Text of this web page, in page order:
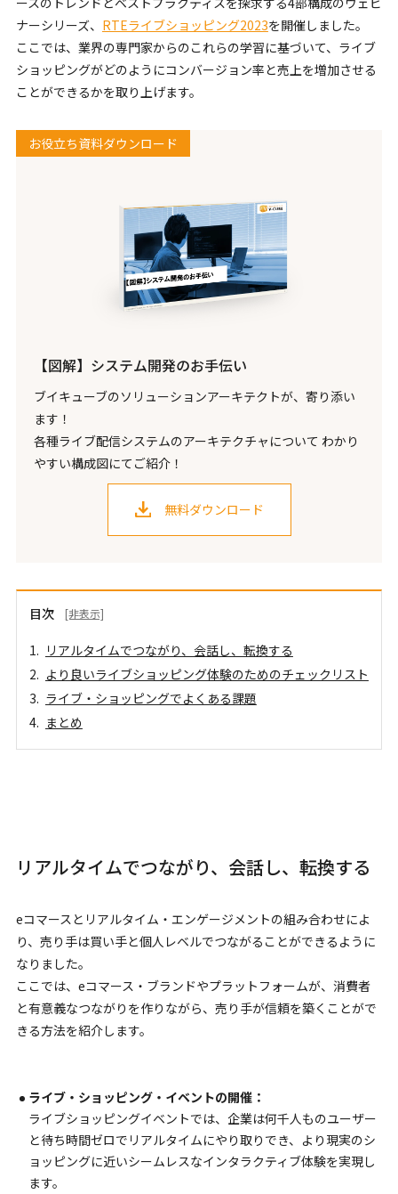
ナーシリーズ、 RTEライブショッピング2023を開催しました。
ここでは、業界の専門家からのこれらの学習に基づいて、ライブ
ショッピングがどのようにコンバージョン率と売上を増加させる
ことができるかを取り上げます。
お役立ち資料ダウンロード
【図解】システム開発のお手伝い
ブイキューブのソリューションアーキテクトが、寄り添い
ます！
各種ライブ配信システムのアーキテクチャについて わかり
やすい構成図にてご紹介！
無料ダウンロード
目次 [非表示]
リアルタイムでつながり、会話し、転換する
より良いライブショッピング体験のためのチェックリスト
ライブ・ショッピングでよくある課題
まとめ
リアルタイムでつながり、会話し、転換する
eコマースとリアルタイム・エンゲージメントの組み合わせによ
り、売り手は買い手と個人レベルでつながることができるように
なりました。
ここでは、eコマース・ブランドやプラットフォームが、消費者
と有意義なつながりを作りながら、売り手が信頼を築くことがで
きる方法を紹介します。
ライブ・ショッピング・イベントの開催：
ライブショッピングイベントでは、企業は何千人ものユーザー
と待ち時間ゼロでリアルタイムにやり取りでき、より現実のシ
ョッピングに近いシームレスなインタラクティブ体験を実現し
ます。